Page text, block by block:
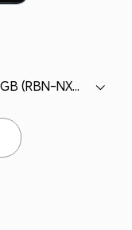
HONOR X8a 5G Single SIM 6GB+128GB (RBN-NX3)